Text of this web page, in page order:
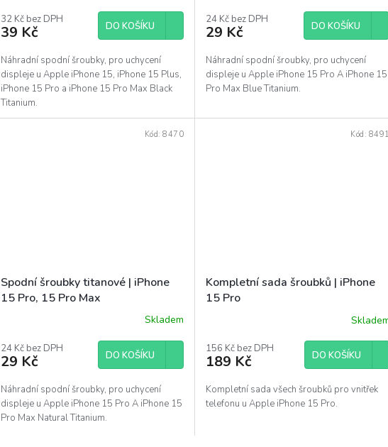
32 Kč bez DPH
39 Kč DO KOŠÍKU
Náhradní spodní šroubky, pro uchycení
displeje u Apple iPhone 15, iPhone 15 Plus,
iPhone 15 Pro a iPhone 15 Pro Max Black
Titanium.
24 Kč bez DPH
29 Kč DO KOŠÍKU
Náhradní spodní šroubky, pro uchycení
displeje u Apple iPhone 15 Pro A iPhone 15
Pro Max Blue Titanium.
Spodní šroubky titanové | iPhone
15 Pro, 15 Pro Max
Skladem
24 Kč bez DPH
29 Kč DO KOŠÍKU
Náhradní spodní šroubky, pro uchycení
displeje u Apple iPhone 15 Pro A iPhone 15
Pro Max Natural Titanium.
Kód:8470
Kompletní sada šroubků | iPhone
15 Pro
156 Kč bez DPH
189 Kč DO KOŠÍKU
Kompletní sada všech šroubků pro vnitřek
telefonu u Apple iPhone 15 Pro.
Kód: 8491